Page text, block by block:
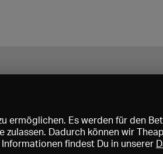
ermöglichen. Es werden für den
Dadurch können wir
findest Du in unserer